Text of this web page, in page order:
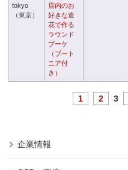
tokyo
（東京）
店内のお
好きな造
花で作る
ラウンド
ブーケ
（ブート
ニア付
き）
1 2 3
企業情報